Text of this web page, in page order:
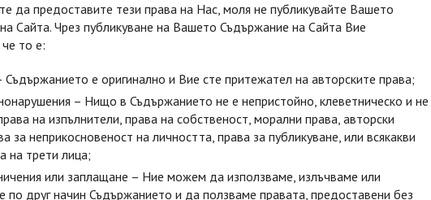
да предоставите тези права на Нас, моля не публикувайте Вашето
Сайта. Чрез публикуване на Вашето Съдържание на Сайта Вие
че то е:
Съдържанието е оригинално и Вие сте притежател на авторските права;
– Нищо в Съдържанието не е непристойно, клеветническо и не
на изпълнители, права на собственост, морални права, авторски
за неприкосновеност на личността, права за публикуване, или всякакви
на трети лица;
или заплащане – Ние можем да използваме, излъчваме или
по друг начин Съдържанието и да ползваме правата, предоставени без